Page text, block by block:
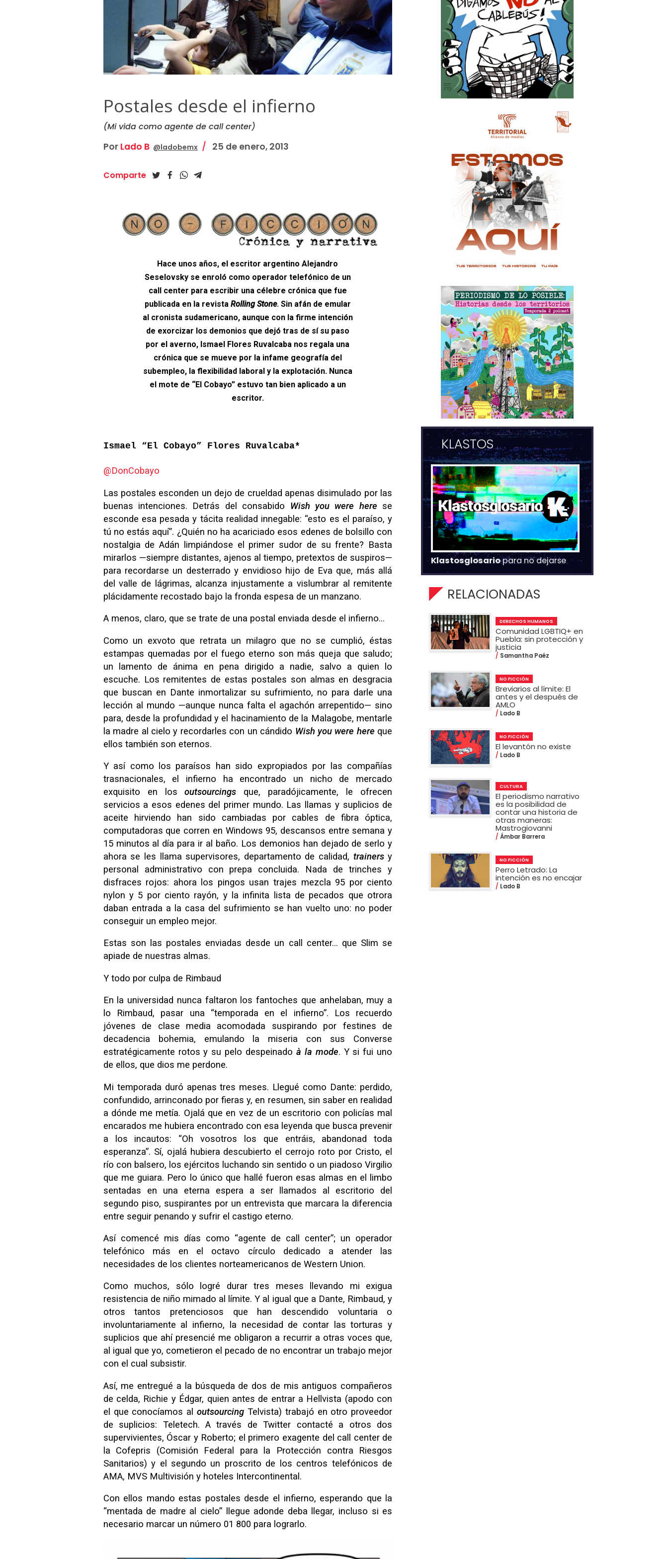
Postales desde el infierno
(Mi vida como agente de call center)
Por Lado B @ladobemx 25 de enero, 2013
Comparte
Hace unos años, el escritor argentino Alejandro
Seselovsky se enroló como operador telefónico de un
call center para escribir una célebre crónica que fue
publicada en la revista Rolling Stone. Sin afán de emular
al cronista sudamericano, aunque con la firme intención
de exorcizar los demonios que dejó tras de sí su paso
por el averno, Ismael Flores Ruvalcaba nos regala una
crónica que se mueve por la infame geografía del
subempleo, la flexibilidad laboral y la explotación. Nunca
el mote de “El Cobayo” estuvo tan bien aplicado a un
escritor.
Ismael “El Cobayo” Flores Ruvalcaba*
@DonCobayo
Las postales esconden un dejo de crueldad apenas disimulado por las
buenas intenciones. Detrás del consabido Wish you were here se
esconde esa pesada y tácita realidad innegable: “esto es el paraíso, y
tú no estás aquí”. ¿Quién no ha acariciado esos edenes de bolsillo con
nostalgia de Adán limpiándose el primer sudor de su frente? Basta
mirarlos —siempre distantes, ajenos al tiempo, pretextos de suspiros—
para recordarse un desterrado y envidioso hijo de Eva que, más allá
del valle de lágrimas, alcanza injustamente a vislumbrar al remitente
plácidamente recostado bajo la fronda espesa de un manzano.
A menos, claro, que se trate de una postal enviada desde el infierno…
Como un exvoto que retrata un milagro que no se cumplió, éstas
estampas quemadas por el fuego eterno son más queja que saludo;
un lamento de ánima en pena dirigido a nadie, salvo a quien lo
escuche. Los remitentes de estas postales son almas en desgracia
que buscan en Dante inmortalizar su sufrimiento, no para darle una
lección al mundo —aunque nunca falta el agachón arrepentido— sino
para, desde la profundidad y el hacinamiento de la Malagobe, mentarle
la madre al cielo y recordarles con un cándido Wish you were here que
ellos también son eternos.
Y así como los paraísos han sido expropiados por las compañías
trasnacionales, el infierno ha encontrado un nicho de mercado
exquisito en losoutsourcings que, paradójicamente, le ofrecen
servicios a esos edenes del primer mundo. Las llamas y suplicios de
aceite hirviendo han sido cambiadas por cables de fibra óptica,
computadoras que corren en Windows 95, descansos entre semana y
15 minutos al día para ir al baño. Los demonios han dejado de serlo y
ahora se les llama supervisores, departamento de calidad, trainersy
personal administrativo con prepa concluida. Nada de trinches y
disfraces rojos: ahora los pingos usan trajes mezcla 95 por ciento
nylon y 5 por ciento rayón, y la infinita lista de pecados que otrora
daban entrada a la casa del sufrimiento se han vuelto uno: no poder
conseguir un empleo mejor.
Estas son las postales enviadas desde un call center… que Slim se
apiade de nuestras almas.
Y todo por culpa de Rimbaud
En la universidad nunca faltaron los fantoches que anhelaban, muy a
lo Rimbaud, pasar una “temporada en el infierno”. Los recuerdo
jóvenes de clase media acomodada suspirando por festines de
decadencia bohemia, emulando la miseria con sus Converse
estratégicamente rotos y su pelo despeinado à la mode. Y si fui uno
de ellos, que dios me perdone.
Mi temporada duró apenas tres meses. Llegué como Dante: perdido,
confundido, arrinconado por fieras y, en resumen, sin saber en realidad
a dónde me metía. Ojalá que en vez de un escritorio con policías mal
encarados me hubiera encontrado con esa leyenda que busca prevenir
a los incautos: “Oh vosotros los que entráis, abandonad toda
esperanza”. Sí, ojalá hubiera descubierto el cerrojo roto por Cristo, el
río con balsero, los ejércitos luchando sin sentido o un piadoso Virgilio
que me guiara. Pero lo único que hallé fueron esas almas en el limbo
sentadas en una eterna espera a ser llamados al escritorio del
segundo piso, suspirantes por un entrevista que marcara la diferencia
entre seguir penando y sufrir el castigo eterno.
Así comencé mis días como “agente de call center”; un operador
telefónico más en el octavo círculo dedicado a atender las
necesidades de los clientes norteamericanos de Western Union.
Como muchos, sólo logré durar tres meses llevando mi exigua
resistencia de niño mimado al límite. Y al igual que a Dante, Rimbaud, y
otros tantos pretenciosos que han descendido voluntaria o
involuntariamente al infierno, la necesidad de contar las torturas y
suplicios que ahí presencié me obligaron a recurrir a otras voces que,
al igual que yo, cometieron el pecado de no encontrar un trabajo mejor
con el cual subsistir.
Así, me entregué a la búsqueda de dos de mis antiguos compañeros
de celda, Richie y Édgar, quien antes de entrar a Hellvista (apodo con
el que conocíamos aloutsourcing Telvista) trabajó en otro proveedor
de suplicios: Teletech. A través de Twitter contacté a otros dos
supervivientes, Óscar y Roberto; el primero exagente del call center de
la Cofepris (Comisión Federal para la Protección contra Riesgos
Sanitarios) y el segundo un proscrito de los centros telefónicos de
AMA, MVS Multivisión y hoteles Intercontinental.
Con ellos mando estas postales desde el infierno, esperando que la
“mentada de madre al cielo” llegue adonde deba llegar, incluso si es
necesario marcar un número 01 800 para lograrlo.
KLASTOS
Klastosglosariopara no dejarse
RELACIONADAS
DERECHOS HUMANOS
Comunidad LGBTIQ+ en
Puebla: sin protección y
justicia
Samantha Paéz
NO FICCIÓN
Breviarios al límite: El
antes y el después de
AMLO
Lado B
NO FICCIÓN
El levantón no existe
Lado B
CULTURA
El periodismo narrativo
es la posibilidad de
contar una historia de
otras maneras:
Mastrogiovanni
Ámbar Barrera
NO FICCIÓN
Perro Letrado: La
intención es no encajar
Lado B